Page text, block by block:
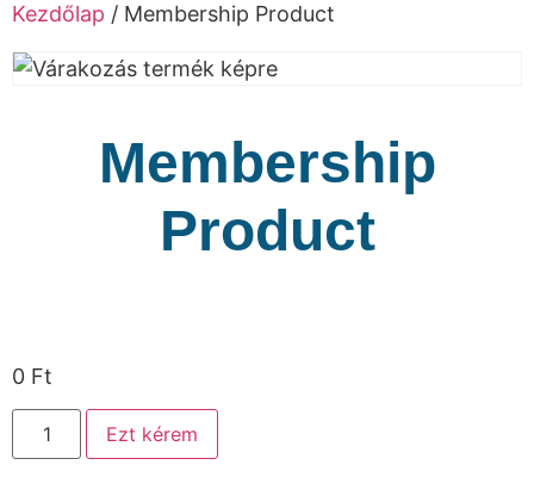
Kezdőlap / Membership Product
Membership
Product
0 Ft
Ezt kérem